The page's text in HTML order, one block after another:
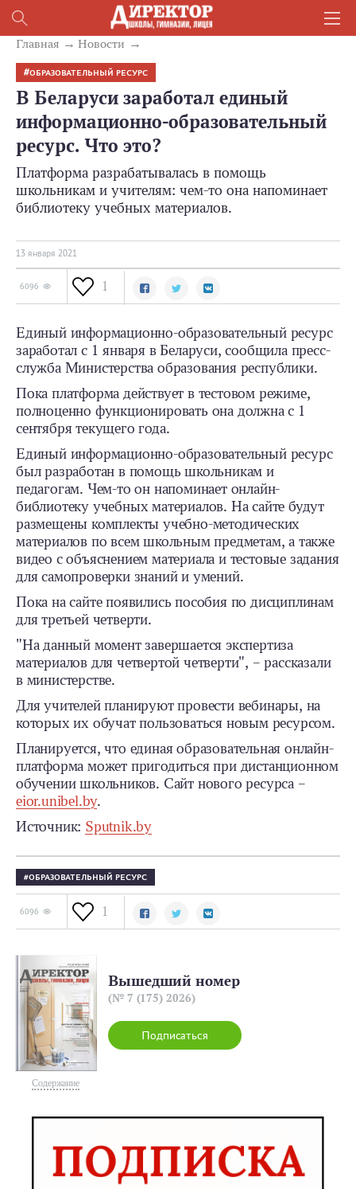
Главная Новости
ОБРАЗОВАТЕЛЬНЫЙ РЕСУРС
В Беларуси заработал единый
информационно-образовательный
ресурс. Что это?
Платформа разрабатывалась в помощь
школьникам и учителям: чем-то она напоминает
библиотеку учебных материалов.
13 января 2021
6096 1
Единый информационно-образовательный ресурс
заработал с 1 января в Беларуси, сообщила пресс-
служба Министерства образования республики.
Пока платформа действует в тестовом режиме,
полноценно функционировать она должна с 1
сентября текущего года.
Единый информационно-образовательный ресурс
был разработан в помощь школьникам и
педагогам. Чем-то он напоминает онлайн-
библиотеку учебных материалов. На сайте будут
размещены комплекты учебно-методических
материалов по всем школьным предметам, а также
видео с объяснением материала и тестовые задания
для самопроверки знаний и умений.
Пока на сайте появились пособия по дисциплинам
для третьей четверти.
"На данный момент завершается экспертиза
материалов для четвертой четверти", – рассказали
в министерстве.
Для учителей планируют провести вебинары, на
которых их обучат пользоваться новым ресурсом.
Планируется, что единая образовательная онлайн-
платформа может пригодиться при дистанционном
обучении школьников. Сайт нового ресурса –
eior.unibel.by.
Источник: Sputnik.by
ОБРАЗОВАТЕЛЬНЫЙ РЕСУРС
6096 1
Содержание
Подписаться
Вышедший номер
(№ 7 (175) 2026)